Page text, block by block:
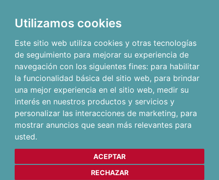
Utilizamos cookies
Este sitio web utiliza cookies y otras tecnologías
de seguimiento para mejorar su experiencia de
navegación con los siguientes fines: para habilitar
la funcionalidad básica del sitio web, para brindar
una mejor experiencia en el sitio web, medir su
interés en nuestros productos y servicios y
personalizar las interacciones de marketing, para
mostrar anuncios que sean más relevantes para
usted.
ACEPTAR
RECHAZAR